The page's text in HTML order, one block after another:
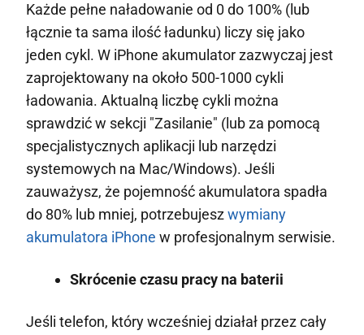
Każde pełne naładowanie od 0 do 100% (lub
łącznie ta sama ilość ładunku) liczy się jako
jeden cykl. W iPhone akumulator zazwyczaj jest
zaprojektowany na około 500-1000 cykli
ładowania. Aktualną liczbę cykli można
sprawdzić w sekcji "Zasilanie" (lub za pomocą
specjalistycznych aplikacji lub narzędzi
systemowych na Mac/Windows). Jeśli
zauważysz, że pojemność akumulatora spadła
do 80% lub mniej, potrzebujeszwymiany
akumulatora iPhone w profesjonalnym serwisie.
Skrócenie czasu pracy na baterii
Jeśli telefon, który wcześniej działał przez cały